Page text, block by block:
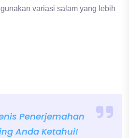
variasi salam yang lebih
Penerjemahan
Anda Ketahui!